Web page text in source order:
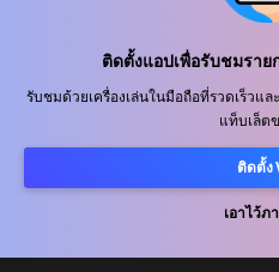
ติดตั้งแอปเพื่อรับชมรา
รับชมด้วยเครื่องเล่นในมือถือที่รวดเร็วแ
แท็บเล็ต
ติดตั้ง
เอาไว้ภ
ร่วมงานกับเรา
ศูนย์ประชาสัมพันธ์
ข้อกำหนดการใช้งาน